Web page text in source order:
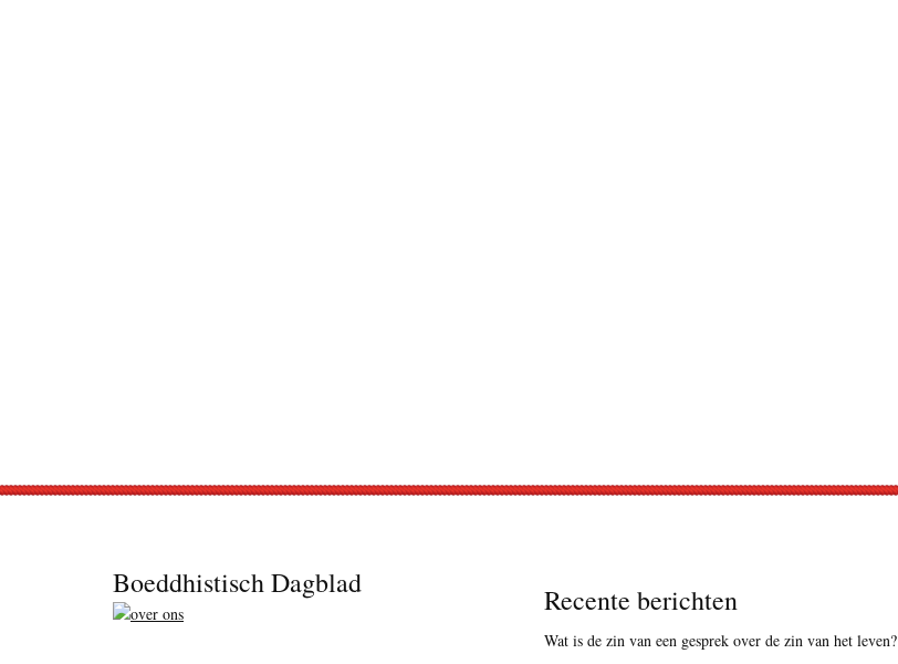
Boeddhistisch Dagblad Recente berichten
Wat is de zin van een gesprek over de zin van het leven?